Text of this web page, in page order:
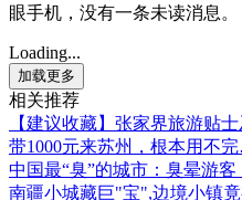
眼手机，没有一条未读消息。
Loading...
加载更多
相关推荐
【建议收藏】张家界旅游贴士
带1000元来苏州，根本用不
中国最“臭”的城市：臭晕游
南疆小城藏巨"宝",边境小镇